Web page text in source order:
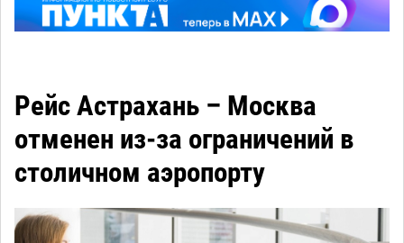
Рейс Астрахань – Москва
отменен из-за ограничений в
столичном аэропорту